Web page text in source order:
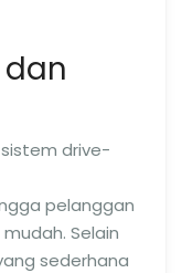
dan
drive-
pelanggan
Selain
sederhana